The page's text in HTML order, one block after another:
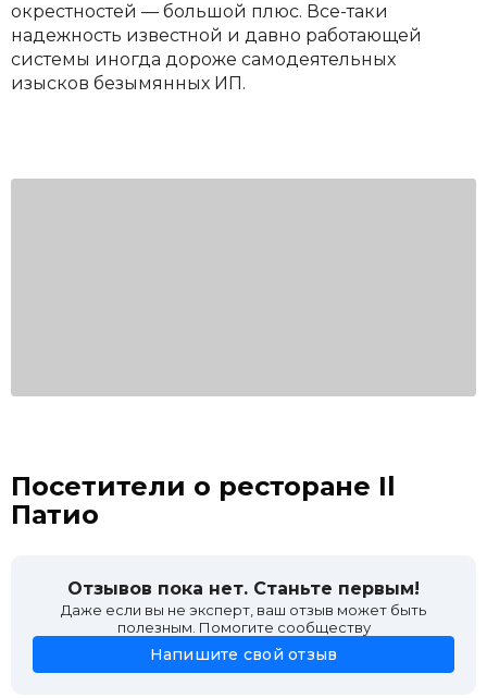
окрестностей — большой плюс. Все-таки
надежность известной и давно работающей
системы иногда дороже самодеятельных
изысков безымянных ИП.
Посетители о ресторане Il
Патио
Отзывов пока нет. Станьте первым!
Даже если вы не эксперт, ваш отзыв может быть
полезным. Помогите сообществу
Напишите свой отзыв